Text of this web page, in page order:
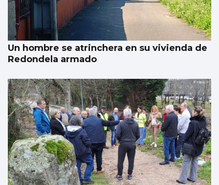
Un hombre se atrinchera en su vivienda de
Redondela armado